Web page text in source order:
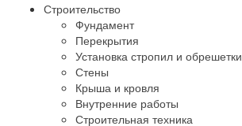
Строительство
Фундамент
Перекрытия
Установка стропил и обрешетки
Стены
Крыша и кровля
Внутренние работы
Строительная техника